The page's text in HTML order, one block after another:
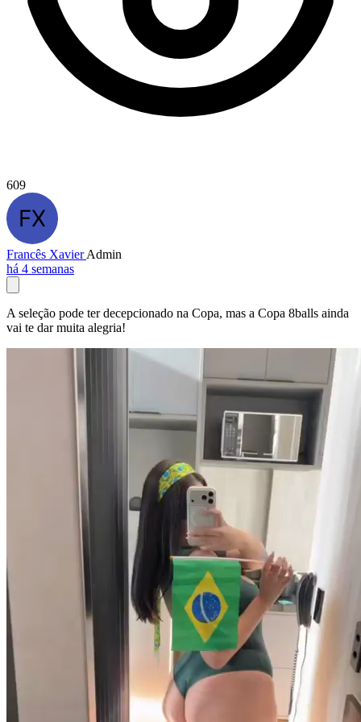
609
Francês XavierAdmin
há 4 semanas
A seleção pode ter decepcionado na Copa, mas a Copa 8balls ainda
vai te dar muita alegria!